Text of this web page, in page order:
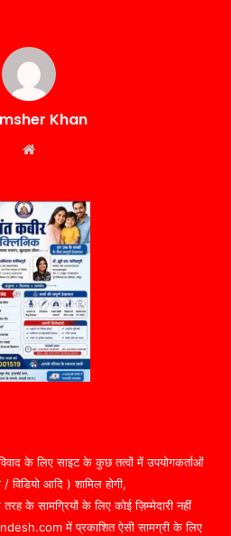
Khan
के लिए साइट के कुछ तत्वों में उपयोगकर्ताओं
/ विडियो आदि ) शामिल होगी,
सामग्रियों के लिए कोई ज़िम्मेदारी नहीं
में प्रकाशित ऐसी सामग्री के लिए